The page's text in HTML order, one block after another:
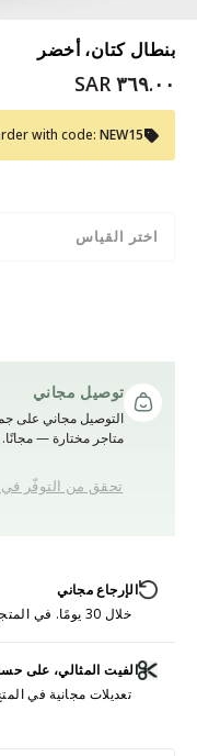
بنطال كتان، أخضر
٣٦٩.٠٠ SAR
with code: NEW15
اختر القياس
توصيل مجاني
التوصيل مجاني على
متاجر مختارة — مجانًا.
تحقق من التوفّر في
الإرجاع مجاني
خلال 30 يومًا. في المتجر أو عبر الإنترنت.
الفيت المثالي، على
تعديلات مجانية في